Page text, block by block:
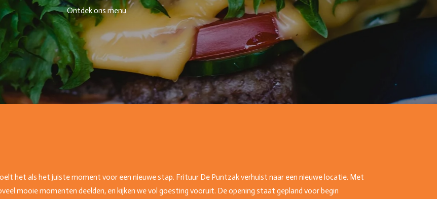
Ontdek ons menu
het als het juiste moment voor een nieuwe stap. Frituur De Puntzak verhuist naar een nieuwe locatie. Met
mooie momenten deelden, en kijken we vol goesting vooruit. De opening staat gepland voor begin